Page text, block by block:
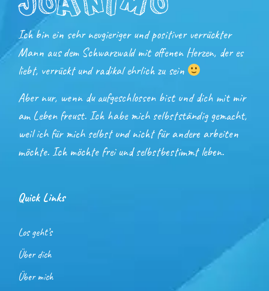
Ich bin ein sehr neugieriger und positiver verrückter
Mann aus dem Schwarzwald mit offenen Herzen, der es
liebt, verrückt und radikal ehrlich zu sein
Aber nur, wenn du aufgeschlossen bist und dich mit mir
am Leben freust. Ich habe mich selbstständig gemacht,
weil ich für mich selbst und nicht für andere arbeiten
möchte. Ich möchte frei und selbstbestimmt leben.
Quick Links
Los geht’s
Über dich
Über mich